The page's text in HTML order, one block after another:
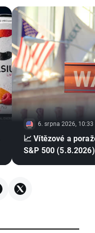
6. srpna 2026, 10:33
📈 Vítězové a
S&P 500 (5.8.2026)